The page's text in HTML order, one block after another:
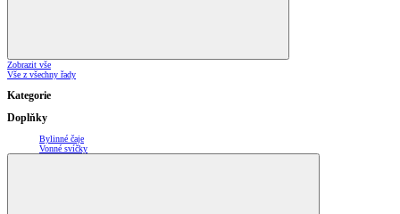
Zobrazit vše
Vše z všechny řady
Kategorie
Doplňky
Bylinné čaje
Vonné svíčky